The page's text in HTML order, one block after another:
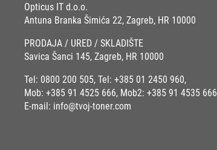
Opticus IT d.o.o.
Antuna Branka Šimića 22, Zagreb, HR 10000
PRODAJA / URED / SKLADIŠTE
Savica Šanci 145, Zagreb, HR 10000
Tel: 0800 200 505, Tel: +385 01 2450 960,
Mob: +385 91 4525 666, Mob2: +385 91 4535 666
E-mail: info@tvoj-toner.com